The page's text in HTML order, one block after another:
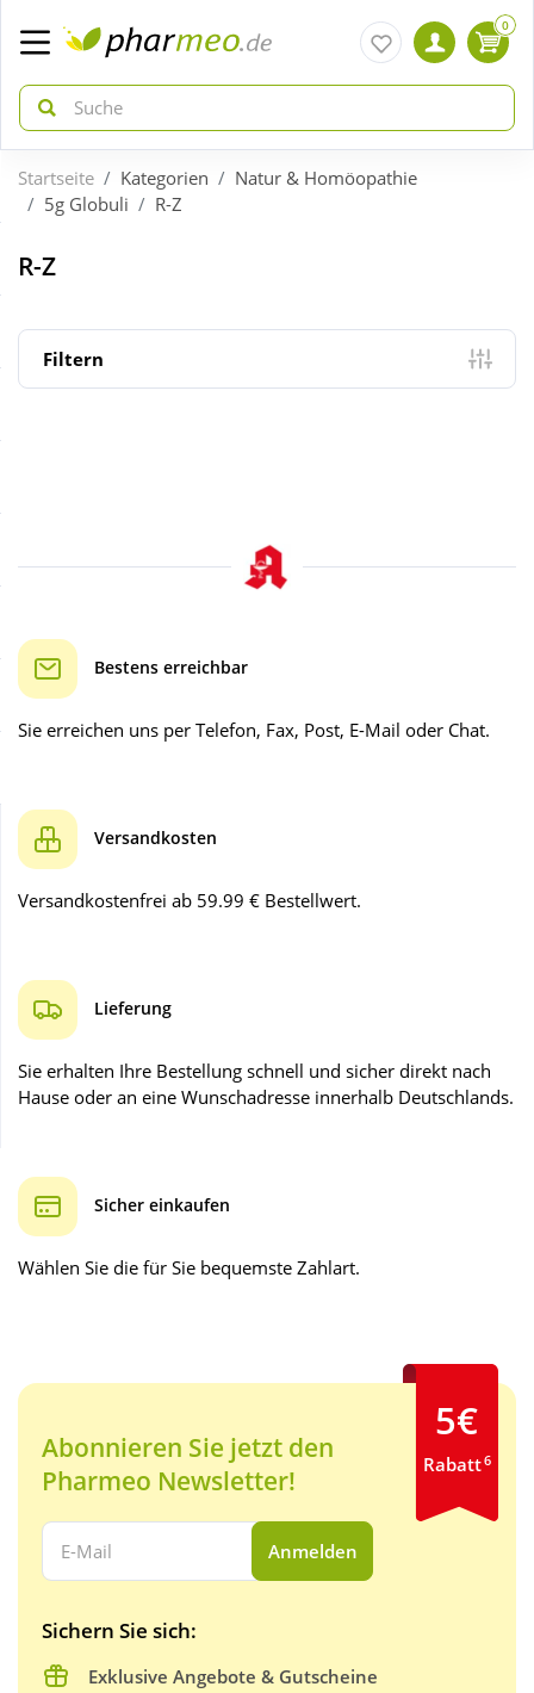
zurück
ÜBERSICHT AKTIONEN
Aktuelle Coupons
Sparsets
zurück
ÜBERSICHT KATEGORIEN
Arzneimittel
Mutter & Kind
Natur & Homöopathie
Sanitätshaus
Sport & Fitness
Tierbedarf
0
Startseite Kategorien
Natur & Homöopathie
5g Globuli
R-Z
R-Z
Filtern
Bestens erreichbar
Sie erreichen uns per Telefon, Fax, Post, E-Mail oder Chat.
Versandkosten
Versandkostenfrei ab 59.99 € Bestellwert.
Lieferung
Sie erhalten Ihre Bestellung schnell und sicher direkt nach
Hause oder an eine Wunschadresse innerhalb Deutschlands.
Sicher einkaufen
Wählen Sie die für Sie bequemste Zahlart.
Abonnieren Sie jetzt den
Pharmeo Newsletter!
Ihre E-Mail Adresse:
Anmelden
Sichern Sie sich:
Exklusive Angebote & Gutscheine
5€
Rabatt6